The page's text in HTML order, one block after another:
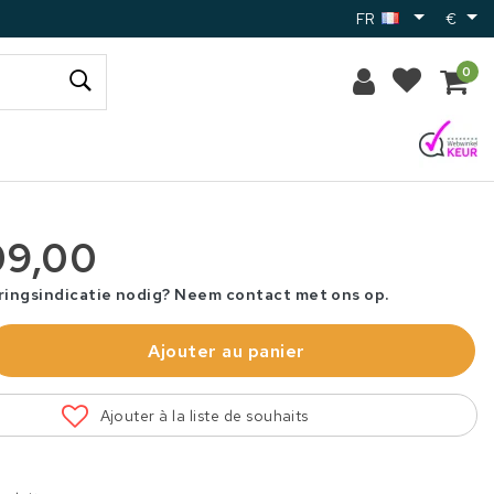
FR €
0
nodig? Neem contact met ons op.
Ajouter au panier
Ajouter à la liste de souhaits